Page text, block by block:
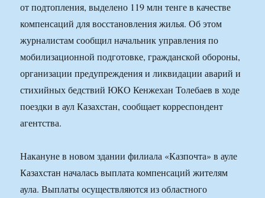
от подтопления, выделено 119 млн тенге в качестве
компенсаций для восстановления жилья. Об этом
журналистам сообщил начальник управления по
мобилизационной подготовке, гражданской обороны,
организации предупреждения и ликвидации аварий и
стихийных бедствий ЮКО Кенжехан Толебаев в ходе
поездки в аул Казахстан, сообщает корреспондент
агентства.
Накануне в новом здании филиала «Казпочта» в ауле
Казахстан началась выплата компенсаций жителям
аула. Выплаты осуществляются из областного